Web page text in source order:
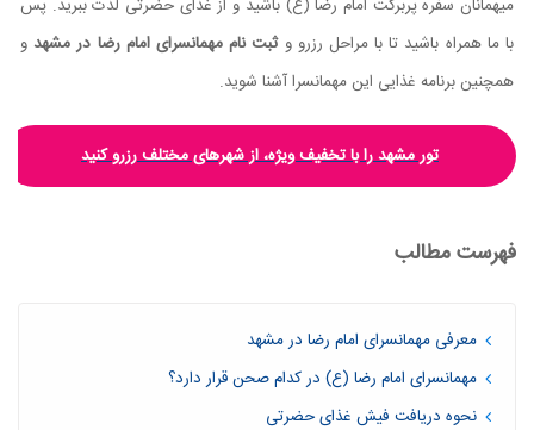
میهمانان سفره پربرکت امام رضا (ع) باشید و از غذای حضرتی لذت ببرید. پس
با ما همراه باشید تا با مراحل رزرو وثبت نام مهمانسرای امام رضا در مشهد و
همچنین برنامه غذایی این مهمانسرا آشنا شوید.
تور مشهد را با تخفیف ویژه، از شهرهای مختلف رزرو کنید
فهرست مطالب
معرفی مهمانسرای امام رضا در مشهد
مهمانسرای امام رضا (ع) در کدام صحن قرار دارد؟
نحوه دریافت فیش غذای حضرتی